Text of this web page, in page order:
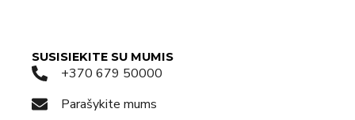
SUSISIEKITE SU MUMIS
+370 679 50000
Parašykite mums